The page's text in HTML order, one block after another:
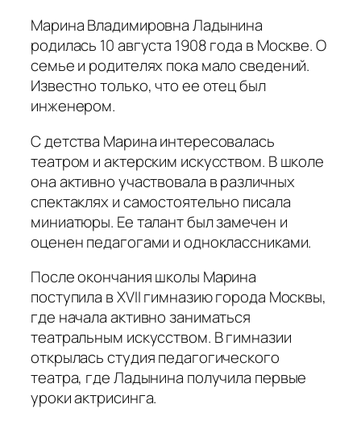
Марина Владимировна Ладынина
родилась 10 августа 1908 года в Москве. О
семье и родителях пока мало сведений.
Известно только, что ее отец был
инженером.
С детства Марина интересовалась
театром и актерским искусством. В школе
она активно участвовала в различных
спектаклях и самостоятельно писала
миниатюры. Ее талант был замечен и
оценен педагогами и одноклассниками.
После окончания школы Марина
поступила в XVII гимназию города Москвы,
где начала активно заниматься
театральным искусством. В гимназии
открылась студия педагогического
театра, где Ладынина получила первые
уроки актрисинга.